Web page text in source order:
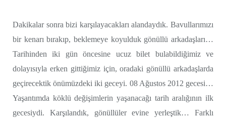
Dakikalar sonra bizi karşılayacakları alandaydık. Bavullarımızı
bir kenarı bırakıp, beklemeye koyulduk gönüllü arkadaşları…
Tarihinden iki gün öncesine ucuz bilet bulabildiğimiz ve
dolayısıyla erken gittiğimiz için, oradaki gönüllü arkadaşlarda
geçirecektik önümüzdeki iki geceyi. 08 Ağustos 2012 gecesi…
Yaşantımda köklü değişimlerin yaşanacağı tarih aralığının ilk
gecesiydi. Karşılandık, gönüllüler evine yerleştik… Farklı